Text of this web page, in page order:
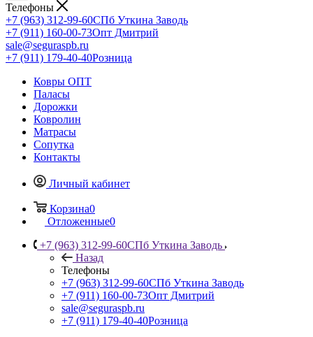
Телефоны
+7 (963) 312-99-60СПб Уткина Заводь
+7 (911) 160-00-73Опт Дмитрий
sale@seguraspb.ru
+7 (911) 179-40-40Розница
Ковры ОПТ
Паласы
Дорожки
Ковролин
Матрасы
Сопутка
Контакты
Личный кабинет
Корзина0
Отложенные0
+7 (963) 312-99-60СПб Уткина Заводь
Назад
Телефоны
+7 (963) 312-99-60СПб Уткина Заводь
+7 (911) 160-00-73Опт Дмитрий
sale@seguraspb.ru
+7 (911) 179-40-40Розница